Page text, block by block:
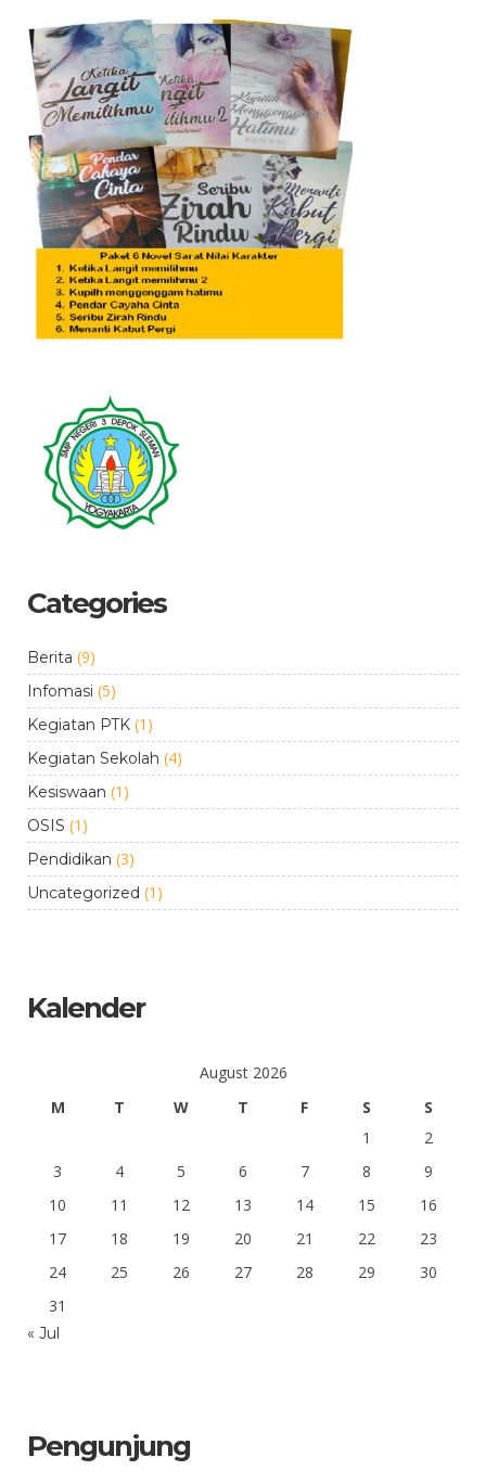
Categories
Berita (9)
Infomasi (5)
Kegiatan PTK (1)
Kegiatan Sekolah (4)
Kesiswaan (1)
OSIS (1)
Pendidikan (3)
Uncategorized (1)
Kalender
August 2026
M
T W T F S
S
1
2
3
4 5 6 7 8
9
10
11 12 13 14 15
16
17
18 19 20 21 22
23
24
25 26 27 28 29
30
31
« Jul
Pengunjung